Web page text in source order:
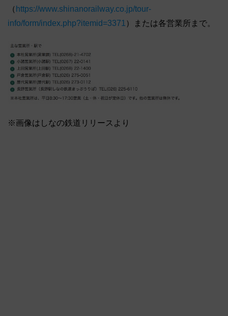
（ https://www.shinanorailway.co.jp/tour-
info/form/index.php?itemid=3371 ）または各営業所まで。
※画像はしなの鉄道リリースより